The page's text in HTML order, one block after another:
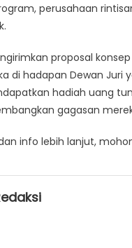
perusahaan
proposal
di hadapan Dewan Juri
hadiah uang
gagasan
info lebih lanjut,